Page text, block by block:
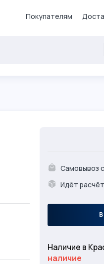
Покупателям
Самовывоз
Идёт
Наличие в
наличие